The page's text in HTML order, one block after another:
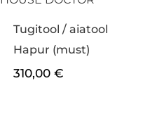
Tugitool / aiatool
Hapur (must)
310,00€